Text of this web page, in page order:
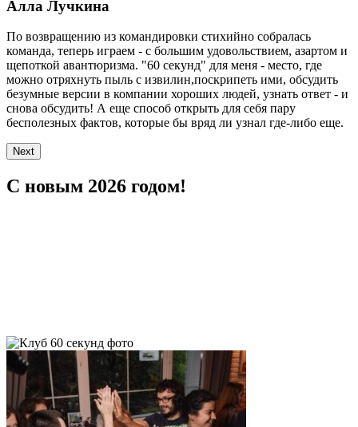
Алла Лучкина
По возвращению из командировки стихийно собралась
команда, теперь играем - с большим удовольствием, азартом и
щепоткой авантюризма. "60 секунд" для меня - место, где
можно отряхнуть пыль с извилин,поскрипеть ими, обсудить
безумные версии в компании хороших людей, узнать ответ - и
снова обсудить! А еще способ открыть для себя пару
бесполезных фактов, которые бы вряд ли узнал где-либо еще.
Next
С новым 2026 годом!